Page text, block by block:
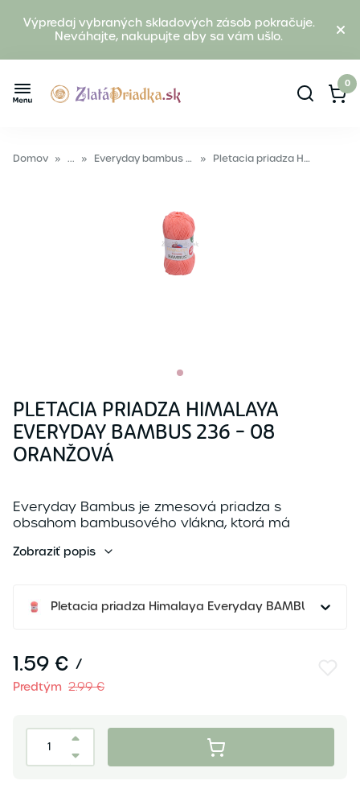
Výpredaj vybraných skladových zásob pokračuje.
Neváhajte, nakupujte aby sa vám ušlo.
0
Domov » ... » Everyday bambus pletacia priadza » Pletacia priadza Himalaya Everyday BAMBUS 236 - 08 oranžová
PLETACIA PRIADZA HIMALAYA
EVERYDAY BAMBUS 236 - 08
ORANŽOVÁ
Everyday Bambus je zmesová priadza s
obsahom bambusového vlákna, ktorá má
Zobraziť popis
Pletacia priadza Himalaya Everyday BAMBUS 236 -
1.59 € /
Predtým 2.99 €